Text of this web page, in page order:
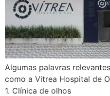
Algumas palavras
como a Vitrea Hospital de
1. Clínica de olhos